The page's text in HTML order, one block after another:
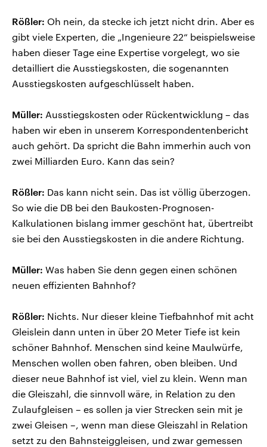
Rößler: Oh nein, da stecke ich jetzt nicht drin. Aber es
gibt viele Experten, die „Ingenieure 22“ beispielsweise
haben dieser Tage eine Expertise vorgelegt, wo sie
detailliert die Ausstiegskosten, die sogenannten
Ausstiegskosten aufgeschlüsselt haben.
Müller: Ausstiegskosten oder Rückentwicklung – das
haben wir eben in unserem Korrespondentenbericht
auch gehört. Da spricht die Bahn immerhin auch von
zwei Milliarden Euro. Kann das sein?
Rößler: Das kann nicht sein. Das ist völlig überzogen.
So wie die DB bei den Baukosten-Prognosen-
Kalkulationen bislang immer geschönt hat, übertreibt
sie bei den Ausstiegskosten in die andere Richtung.
Müller: Was haben Sie denn gegen einen schönen
neuen effizienten Bahnhof?
Rößler: Nichts. Nur dieser kleine Tiefbahnhof mit acht
Gleislein dann unten in über 20 Meter Tiefe ist kein
schöner Bahnhof. Menschen sind keine Maulwürfe,
Menschen wollen oben fahren, oben bleiben. Und
dieser neue Bahnhof ist viel, viel zu klein. Wenn man
die Gleiszahl, die sinnvoll wäre, in Relation zu den
Zulaufgleisen – es sollen ja vier Strecken sein mit je
zwei Gleisen –, wenn man diese Gleiszahl in Relation
setzt zu den Bahnsteiggleisen, und zwar gemessen